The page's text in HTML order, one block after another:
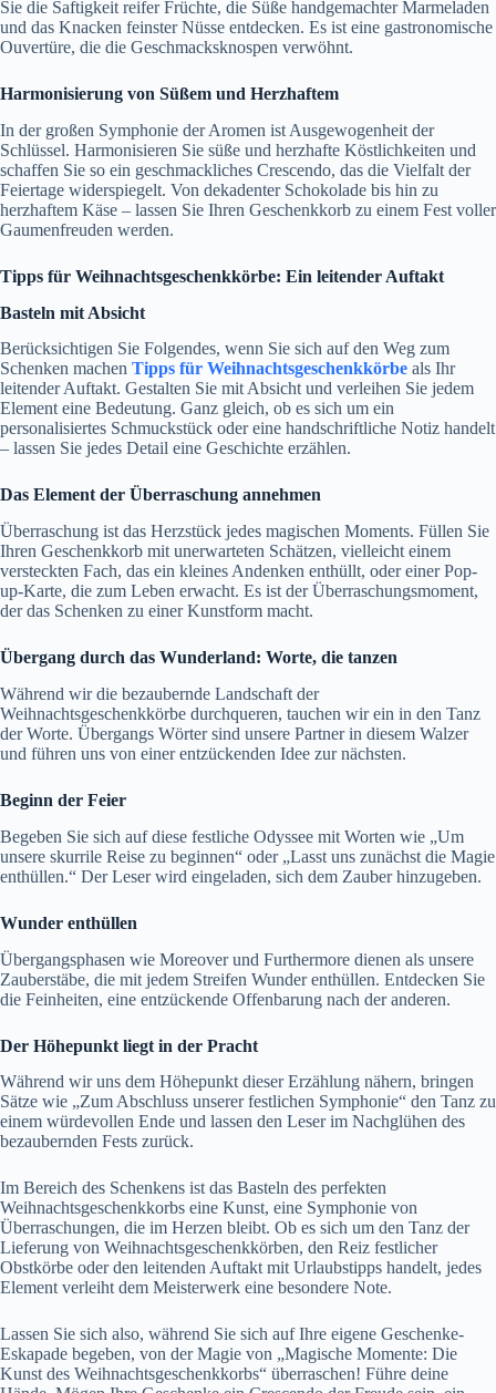
Sie die Saftigkeit reifer Früchte, die Süße handgemachter Marmeladen
und das Knacken feinster Nüsse entdecken. Es ist eine gastronomische
Ouvertüre, die die Geschmacksknospen verwöhnt.
Harmonisierung von Süßem und Herzhaftem
In der großen Symphonie der Aromen ist Ausgewogenheit der
Schlüssel. Harmonisieren Sie süße und herzhafte Köstlichkeiten und
schaffen Sie so ein geschmackliches Crescendo, das die Vielfalt der
Feiertage widerspiegelt. Von dekadenter Schokolade bis hin zu
herzhaftem Käse – lassen Sie Ihren Geschenkkorb zu einem Fest voller
Gaumenfreuden werden.
Tipps für Weihnachtsgeschenkkörbe: Ein leitender Auftakt
Basteln mit Absicht
Berücksichtigen Sie Folgendes, wenn Sie sich auf den Weg zum
Schenken machen Tipps für Weihnachtsgeschenkkörbe als Ihr
leitender Auftakt. Gestalten Sie mit Absicht und verleihen Sie jedem
Element eine Bedeutung. Ganz gleich, ob es sich um ein
personalisiertes Schmuckstück oder eine handschriftliche Notiz handelt
– lassen Sie jedes Detail eine Geschichte erzählen.
Das Element der Überraschung annehmen
Überraschung ist das Herzstück jedes magischen Moments. Füllen Sie
Ihren Geschenkkorb mit unerwarteten Schätzen, vielleicht einem
versteckten Fach, das ein kleines Andenken enthüllt, oder einer Pop-
up-Karte, die zum Leben erwacht. Es ist der Überraschungsmoment,
der das Schenken zu einer Kunstform macht.
Übergang durch das Wunderland: Worte, die tanzen
Während wir die bezaubernde Landschaft der
Weihnachtsgeschenkkörbe durchqueren, tauchen wir ein in den Tanz
der Worte. Übergangs Wörter sind unsere Partner in diesem Walzer
und führen uns von einer entzückenden Idee zur nächsten.
Beginn der Feier
Begeben Sie sich auf diese festliche Odyssee mit Worten wie „Um
unsere skurrile Reise zu beginnen“ oder „Lasst uns zunächst die Magie
enthüllen.“ Der Leser wird eingeladen, sich dem Zauber hinzugeben.
Wunder enthüllen
Übergangsphasen wie Moreover und Furthermore dienen als unsere
Zauberstäbe, die mit jedem Streifen Wunder enthüllen. Entdecken Sie
die Feinheiten, eine entzückende Offenbarung nach der anderen.
Der Höhepunkt liegt in der Pracht
Während wir uns dem Höhepunkt dieser Erzählung nähern, bringen
Sätze wie „Zum Abschluss unserer festlichen Symphonie“ den Tanz zu
einem würdevollen Ende und lassen den Leser im Nachglühen des
bezaubernden Fests zurück.
Im Bereich des Schenkens ist das Basteln des perfekten
Weihnachtsgeschenkkorbs eine Kunst, eine Symphonie von
Überraschungen, die im Herzen bleibt. Ob es sich um den Tanz der
Lieferung von Weihnachtsgeschenkkörben, den Reiz festlicher
Obstkörbe oder den leitenden Auftakt mit Urlaubstipps handelt, jedes
Element verleiht dem Meisterwerk eine besondere Note.
Lassen Sie sich also, während Sie sich auf Ihre eigene Geschenke-
Eskapade begeben, von der Magie von „Magische Momente: Die
Kunst des Weihnachtsgeschenkkorbs“ überraschen! Führe deine